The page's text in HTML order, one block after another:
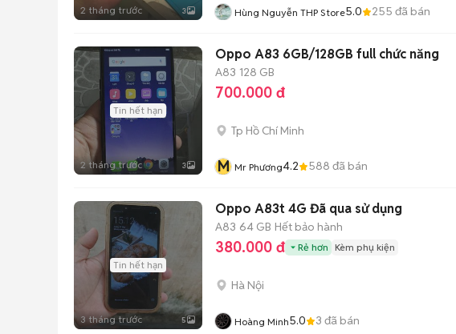
2 tháng trước 3 Hùng Nguyễn THP Store5.0 255 đã bán
Tin hết hạn
2 tháng trước 3
Oppo A83 6GB/128GB full chức năng
A83 128 GB
700.000 đ
Tp Hồ Chí Minh
M Mr Phương4.2 588 đã bán
Tin hết hạn
3 tháng trước 5
Oppo A83t 4G Đã qua sử dụng
A83 64 GB Hết bảo hành
380.000 đ Rẻ hơn Kèm phụ kiện
Hà Nội
Hoàng Minh5.0 3 đã bán